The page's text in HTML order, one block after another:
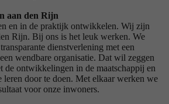
aan den Rijn
en in de praktijk ontwikkelen. Wij zijn
Rijn. Bij ons is het leuk werken. We
dienstverlening met een
wendbare organisatie. Dat wil zeggen
de ontwikkelingen in de maatschappij en
door te doen. Met elkaar werken we
voor onze inwoners.